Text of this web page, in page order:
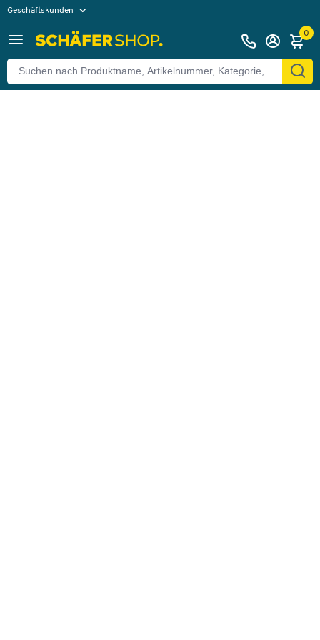
Geschäftskunden
0
Zurück